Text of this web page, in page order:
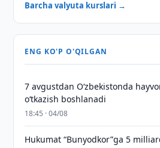
Barcha valyuta kurslari →
ENG KO'P O'QILGAN
7 avgustdan O‘zbekistonda
o‘tkazish boshlanadi
18:45 · 04/08
Hukumat “Bunyodkor”ga 5